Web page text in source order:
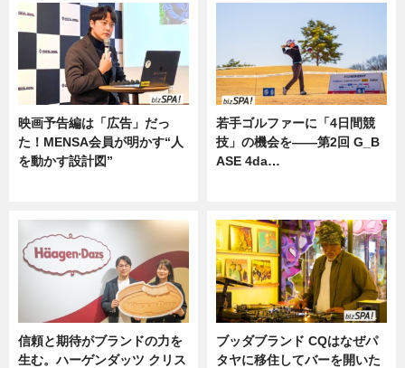
映画予告編は「広告」だっ
た！MENSA会員が明かす“人
を動かす設計図”
若手ゴルファーに「4日間競
技」の機会を——第2回 G_B
ASE 4da…
信頼と期待がブランドの力を
生む。ハーゲンダッツ クリス
ブッダブランド CQはなぜパ
タヤに移住してバーを開いた